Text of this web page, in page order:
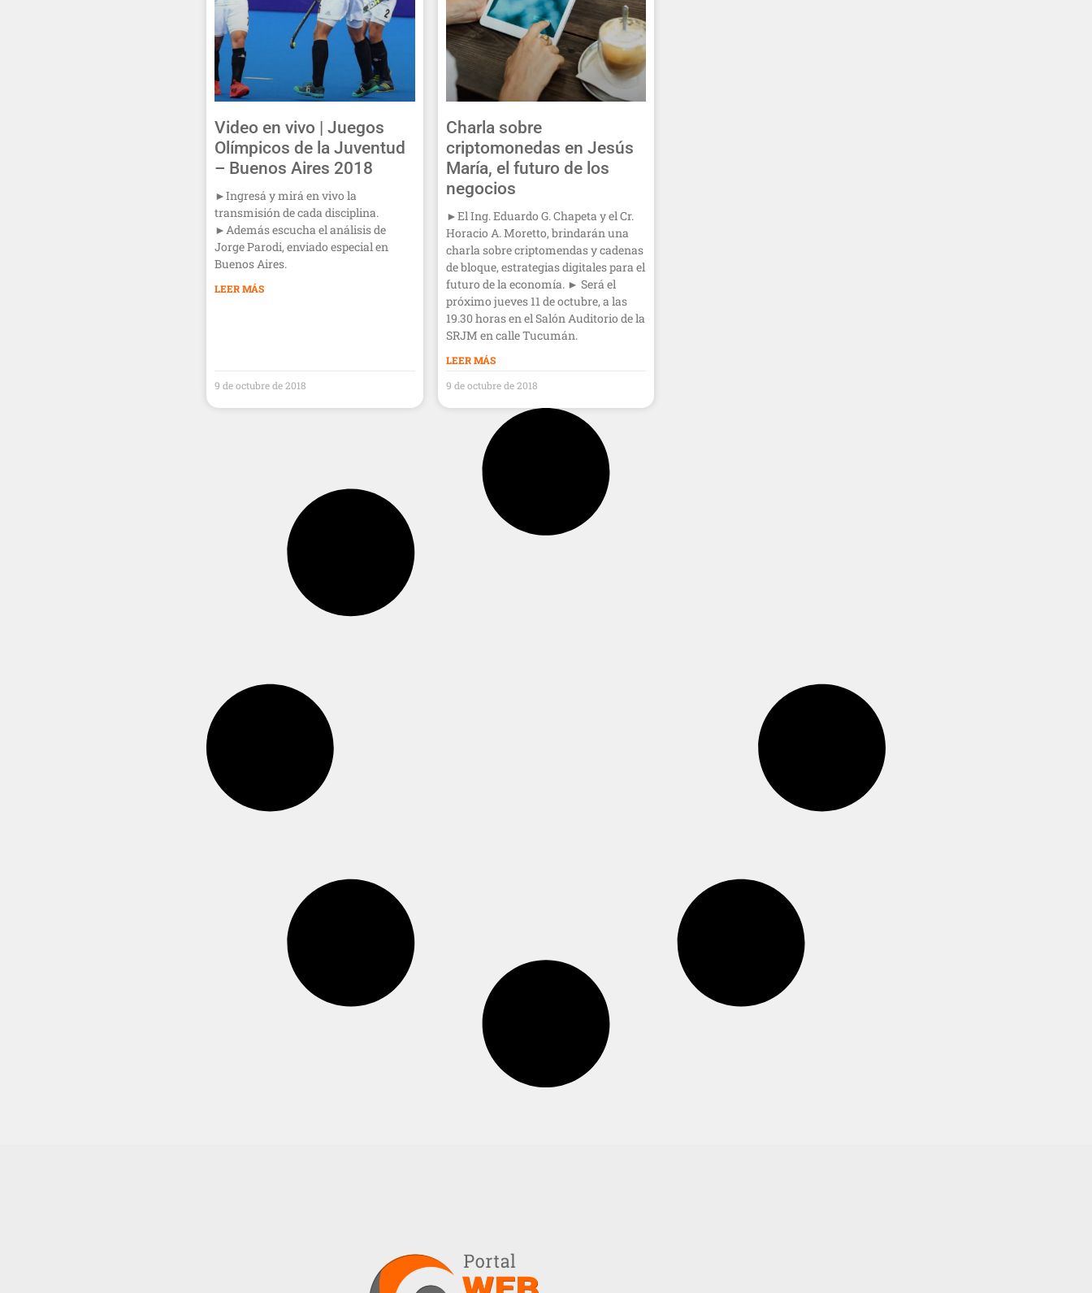
Video en vivo | Juegos
Olímpicos de la Juventud
– Buenos Aires 2018
►Ingresá y mirá en vivo la
transmisión de cada disciplina.
►Además escucha el análisis de
Jorge Parodi, enviado especial en
Buenos Aires.
LEER MÁS
9 de octubre de 2018
Charla sobre
criptomonedas en Jesús
María, el futuro de los
negocios
►El Ing. Eduardo G. Chapeta y el Cr.
Horacio A. Moretto, brindarán una
charla sobre criptomendas y cadenas
de bloque, estrategias digitales para el
futuro de la economía. ► Será el
próximo jueves 11 de octubre, a las
19.30 horas en el Salón Auditorio de la
SRJM en calle Tucumán.
LEER MÁS
9 de octubre de 2018